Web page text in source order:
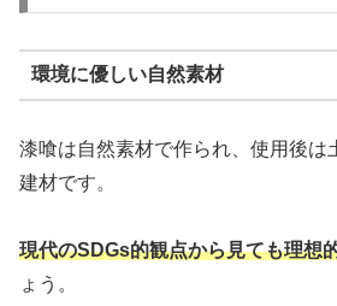
環境に優しい自然素材
漆喰は自然素材で作られ、使用後は
建材です。
現代のSDGs的観点から見ても理想
ょう。